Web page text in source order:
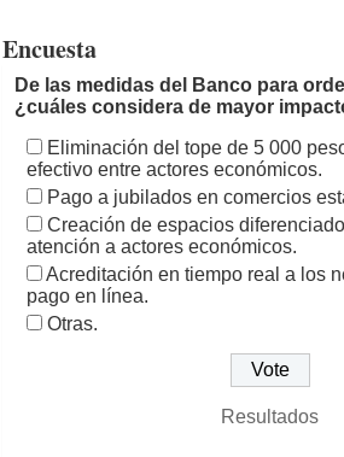
Encuesta
De las medidas del Banco para
¿cuáles considera de mayor
Eliminación del tope de 5 000
efectivo entre actores económicos.
Pago a jubilados en comercios
Creación de espacios
atención a actores económicos.
Acreditación en tiempo real a los
pago en línea.
Otras.
Resultados